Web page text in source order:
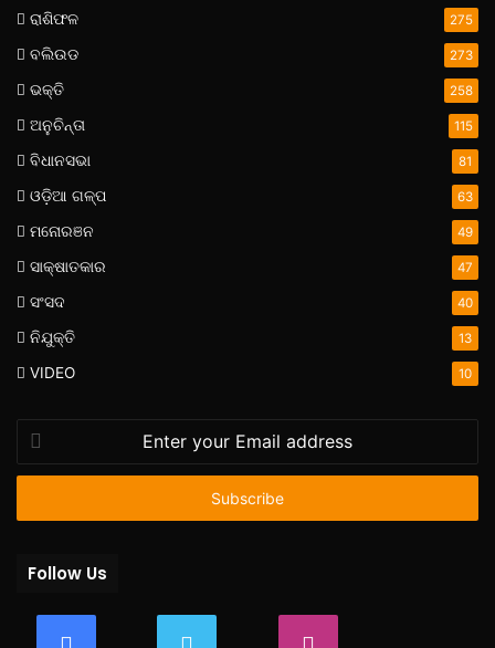
ରାଶିଫଳ 275
ବଲିଉଡ 273
ଭକ୍ତି 258
ଅନୁଚିନ୍ତା 115
ବିଧାନସଭା 81
ଓଡ଼ିଆ ଗଳ୍ପ 63
ମନୋରଞନ 49
ସାକ୍ଷାତକାର 47
ସଂସଦ 40
ନିଯୁକ୍ତି 13
VIDEO 10
your
Email
Follow Us